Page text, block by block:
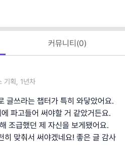
커뮤니티(0)
기획, 1년차
글쓰라는 챕터가 특히 와닿았어요.
파고들어 써야할 거 같았거든요.
조급했던 제 자신을 보게됐어요.
히 맞춰서 써야겠네요! 좋은 글 감사